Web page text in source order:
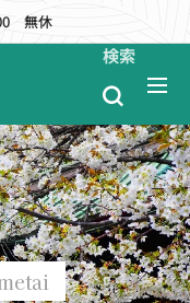
無休
検索